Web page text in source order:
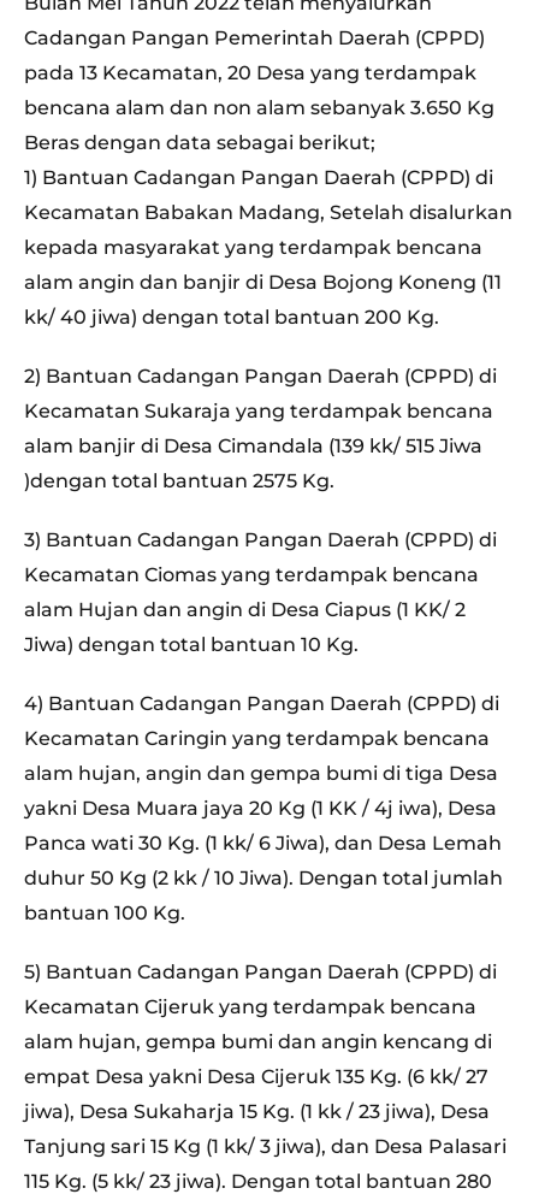
Cadangan Pangan Pemerintah Daerah (CPPD)
pada 13 Kecamatan, 20 Desa yang terdampak
bencana alam dan non alam sebanyak 3.650 Kg
Beras dengan data sebagai berikut;
1) Bantuan Cadangan Pangan Daerah (CPPD) di
Kecamatan Babakan Madang, Setelah disalurkan
kepada masyarakat yang terdampak bencana
alam angin dan banjir di Desa Bojong Koneng (11
kk/ 40 jiwa) dengan total bantuan 200 Kg.
2) Bantuan Cadangan Pangan Daerah (CPPD) di
Kecamatan Sukaraja yang terdampak bencana
alam banjir di Desa Cimandala (139 kk/ 515 Jiwa
)dengan total bantuan 2575 Kg.
3) Bantuan Cadangan Pangan Daerah (CPPD) di
Kecamatan Ciomas yang terdampak bencana
alam Hujan dan angin di Desa Ciapus (1 KK/ 2
Jiwa) dengan total bantuan 10 Kg.
4) Bantuan Cadangan Pangan Daerah (CPPD) di
Kecamatan Caringin yang terdampak bencana
alam hujan, angin dan gempa bumi di tiga Desa
yakni Desa Muara jaya 20 Kg (1 KK / 4j iwa), Desa
Panca wati 30 Kg. (1 kk/ 6 Jiwa), dan Desa Lemah
duhur 50 Kg (2 kk / 10 Jiwa). Dengan total jumlah
bantuan 100 Kg.
5) Bantuan Cadangan Pangan Daerah (CPPD) di
Kecamatan Cijeruk yang terdampak bencana
alam hujan, gempa bumi dan angin kencang di
empat Desa yakni Desa Cijeruk 135 Kg. (6 kk/ 27
jiwa), Desa Sukaharja 15 Kg. (1 kk / 23 jiwa), Desa
Tanjung sari 15 Kg (1 kk/ 3 jiwa), dan Desa Palasari
115 Kg. (5 kk/ 23 jiwa). Dengan total bantuan 280